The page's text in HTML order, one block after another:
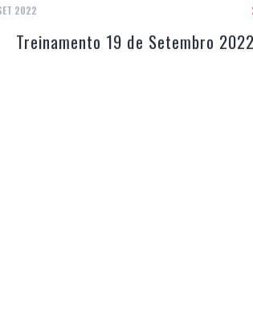
2022
Treinamento 19 de Setembro 2022